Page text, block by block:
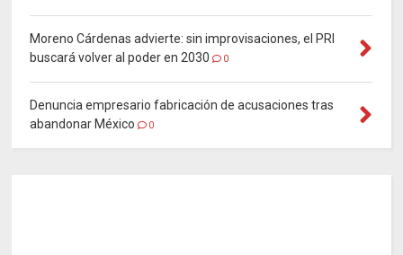
Moreno Cárdenas advierte: sin improvisaciones, el PRI
buscará volver al poder en 2030
0
Denuncia empresario fabricación de acusaciones tras
abandonar México
0